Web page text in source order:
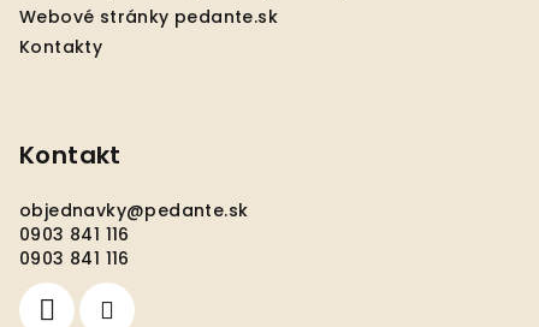
Webové stránky pedante.sk
Kontakty
Kontakt
objednavky@pedante.sk
0903 841 116
0903 841 116